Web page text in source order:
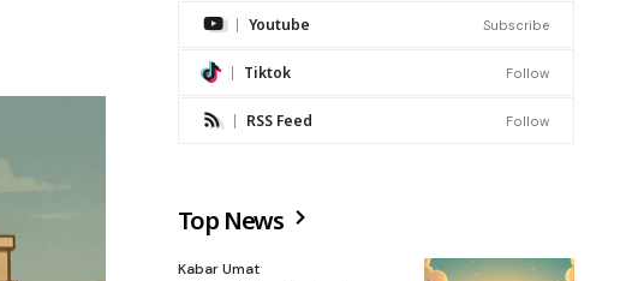
Youtube Subscribe
Tiktok Follow
RSS Feed Follow
Top News
Kabar Umat